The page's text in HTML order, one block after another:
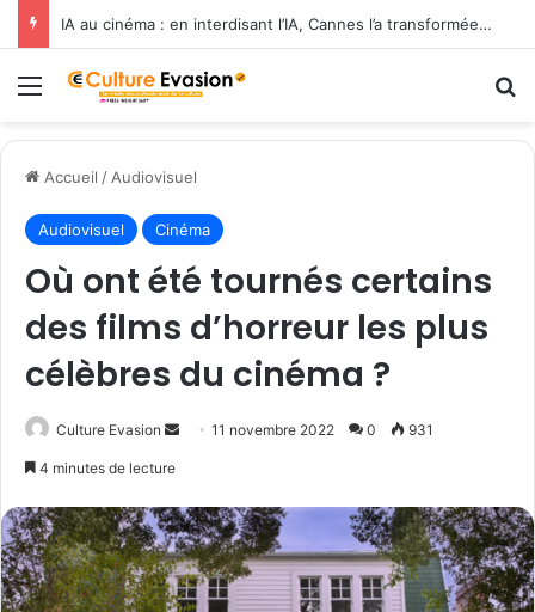
IA au cinéma : en interdisant l’IA, Cannes l’a transformée en label de luxe
Menu
Accueil / Audiovisuel
Audiovisuel Cinéma
Où ont été tournés certains
des films d’horreur les plus
célèbres du cinéma ?
Culture Evasion
o
y
e
r
11 novembre 2022 0 931
4 minutes de lecture